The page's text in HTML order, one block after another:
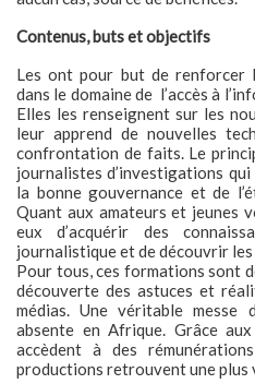
Contenus, buts et objectifs
Les ont pour but de renforcer
dans le domaine de l’accès à
Elles les renseignent sur les
leur apprend de nouvelles
confrontation de faits. Le
journalistes d’investigations
la bonne gouvernance et de
Quant aux amateurs et jeunes
eux d’acquérir des
journalistique et de découvrir
Pour tous, ces formations sont
découverte des astuces et
médias. Une véritable messe
absente en Afrique. Grâce
accèdent à des
productions retrouvent une plus